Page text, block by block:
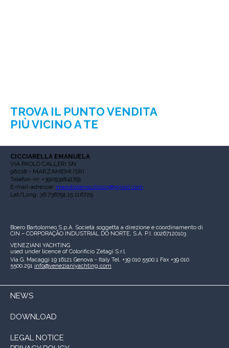
TROVA IL PUNTO VENDITA
PIÙ VICINO A TE
CICCIARELLA EMANUELA
VIA PAOLO CALLERI SN
96018 - MARZAMEMI (SR)
Telefon-nr: +390931841791
E-mail-adresse: maestralenautica15@gmail.com
Lat/Long: 36.736791,15.116729
Boero Bartolomeo S.p.A. Società soggetta a direzione e coordinamento di
CIN – CORPORAÇÃO INDUSTRIAL DO NORTE, S.A. P.I. 00267120103
VENEZIANI YACHTING
used under licence of Colorificio Zetagi S.r.l.
Via G. Macaggi 19 16121 Genova - Italy Tel. +39 010 5500.1 Fax +39 010
5500.291 info@venezianiyachting.com
NEWS
DOWNLOAD
LEGAL NOTICE